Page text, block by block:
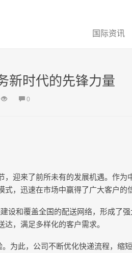
国际资讯
新时代的先锋力量
0
迎来了前所未有的发展机遇。作为
，迅速在市场中赢得了广大客户的
设和覆盖全国的配送网络，形成了
，满足多样化的客户需求。
为此，公司不断优化快递流程，缩